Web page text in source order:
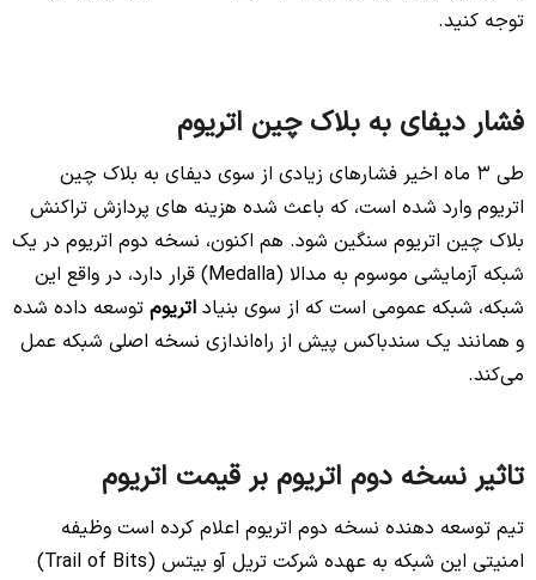
توجه کنید.
فشار دیفای به بلاک چین اتریوم
طی 3 ماه اخیر فشارهای زیادی از سوی دیفای به بلاک چین
اتریوم وارد شده است، که باعث شده هزینه های پردازش تراکنش
بلاک چین اتریوم سنگین شود. هم اکنون، نسخه دوم اتریوم در یک
شبکه آزمایشی موسوم به مدالا (Medalla) قرار دارد، در واقع این
شبکه، شبکه عمومی است که از سوی بنیاد اتریوم توسعه داده شده
و همانند یک سندباکس پیش از را‌ه‌اندازی نسخه اصلی شبکه عمل
می‌کند.
تاثیر نسخه دوم اتریوم بر قیمت اتریوم
تیم توسعه دهنده نسخه دوم اتریوم اعلام کرده است وظیفه
امنیتی این شبکه به عهده شرکت تریل آو بیتس (Trail of Bits)